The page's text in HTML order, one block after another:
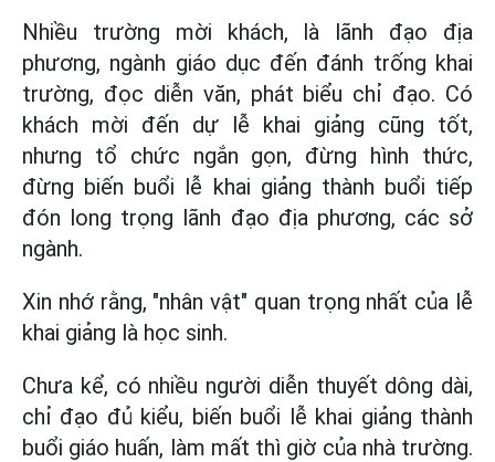
Nhiều trường mời khách, là lãnh đạo địa
phương, ngành giáo dục đến đánh trống khai
trường, đọc diễn văn, phát biểu chỉ đạo. Có
khách mời đến dự lễ khai giảng cũng tốt,
nhưng tổ chức ngắn gọn, đừng hình thức,
đừng biến buổi lễ khai giảng thành buổi tiếp
đón long trọng lãnh đạo địa phương, các sở
ngành.
Xin nhớ rằng, "nhân vật" quan trọng nhất của lễ
khai giảng là học sinh.
Chưa kể, có nhiều người diễn thuyết dông dài,
chỉ đạo đủ kiểu, biến buổi lễ khai giảng thành
buổi giáo huấn, làm mất thì giờ của nhà trường.